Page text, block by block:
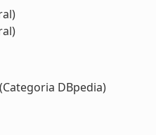
(Categoria DBpedia)